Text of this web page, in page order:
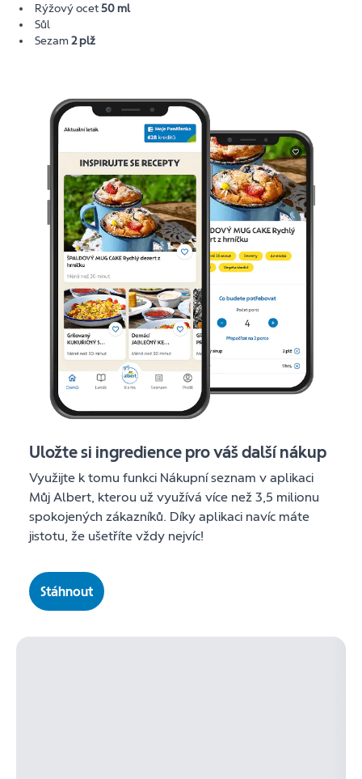
Rýžový ocet50 ml
Sůl
Sezam 2 plž
Uložte si ingredience pro váš další nákup
Využijte k tomu funkci Nákupní seznam v aplikaci
Můj Albert, kterou už využívá více než 3,5 milionu
spokojených zákazníků. Díky aplikaci navíc máte
jistotu, že ušetříte vždy nejvíc!
Stáhnout